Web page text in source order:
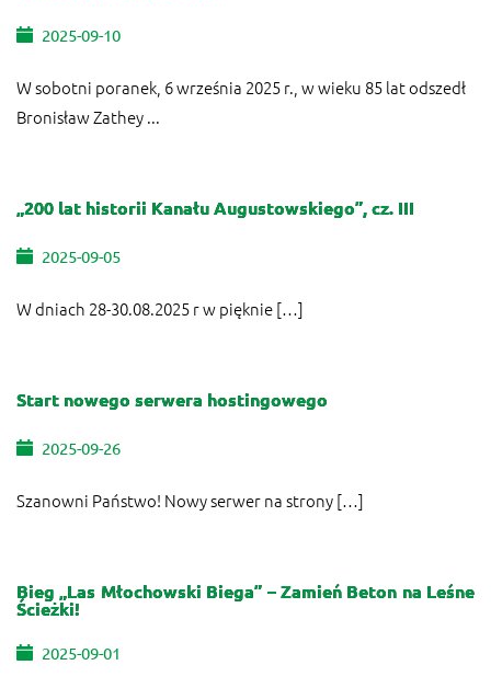
2025-09-10
W sobotni poranek, 6 września 2025 r., w wieku 85 lat odszedł
Bronisław Zathey ...
„200 lat historii Kanału Augustowskiego”, cz. III
2025-09-05
W dniach 28-30.08.2025 r w pięknie […]
Start nowego serwera hostingowego
2025-09-26
Szanowni Państwo! Nowy serwer na strony […]
Bieg „Las Młochowski Biega” – Zamień Beton na Leśne
Ścieżki!
2025-09-01